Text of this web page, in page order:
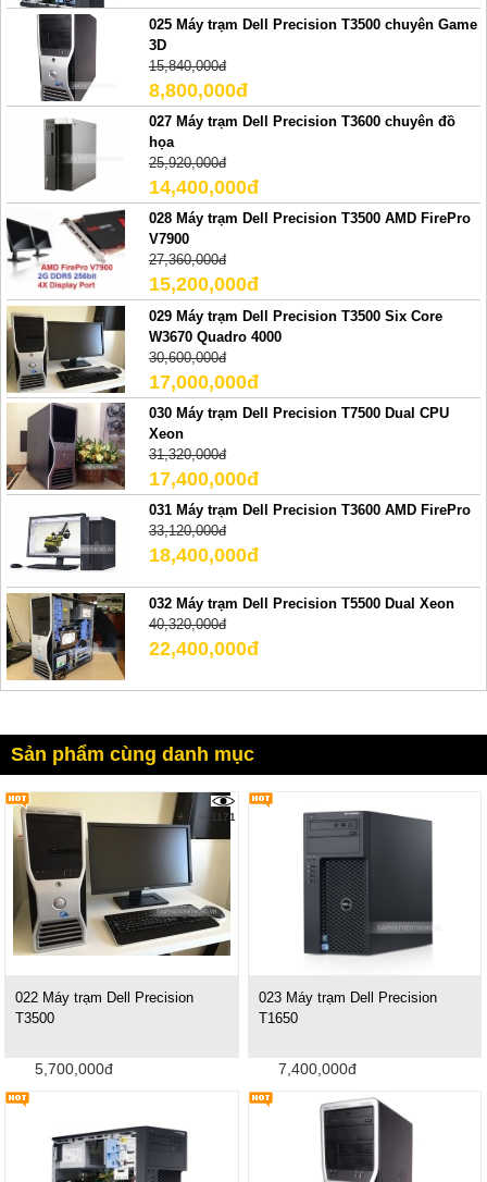
025 Máy trạm Dell Precision T3500 chuyên Game
3D
15,840,000đ
8,800,000đ
027 Máy trạm Dell Precision T3600 chuyên đồ
họa
25,920,000đ
14,400,000đ
028 Máy trạm Dell Precision T3500 AMD FirePro
V7900
27,360,000đ
15,200,000đ
029 Máy trạm Dell Precision T3500 Six Core
W3670 Quadro 4000
30,600,000đ
17,000,000đ
030 Máy trạm Dell Precision T7500 Dual CPU
Xeon
31,320,000đ
17,400,000đ
031 Máy trạm Dell Precision T3600 AMD FirePro
33,120,000đ
18,400,000đ
032 Máy trạm Dell Precision T5500 Dual Xeon
40,320,000đ
22,400,000đ
Sản phẩm cùng danh mục
1171
022 Máy trạm Dell Precision
T3500
5,700,000đ
023 Máy trạm Dell Precision
T1650
7,400,000đ